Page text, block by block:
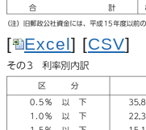
[ Excel] [CSV]